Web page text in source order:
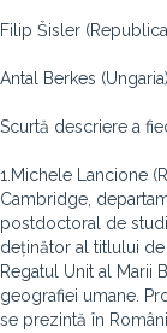
Filip Šisler
Antal Berkes (Ungaria)
Scurtă descriere a
1.Michele Lancione
Cambridge,
postdoctoral de
deținător al titlului
Regatul Unit al Marii
geografiei umane.
se prezintă în